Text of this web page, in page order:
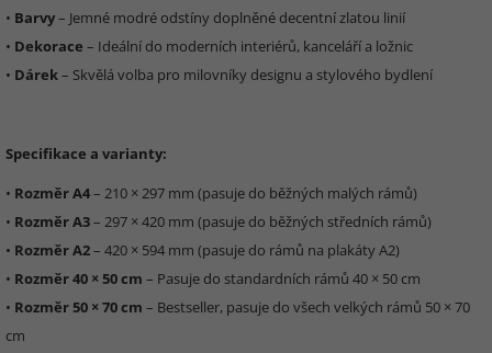
• Barvy– Jemné modré odstíny doplněné decentní zlatou linií
• Dekorace – Ideální do moderních interiérů, kanceláří a ložnic
• Dárek– Skvělá volba pro milovníky designu a stylového bydlení
Specifikace a varianty:
• Rozměr A4– 210 × 297 mm (pasuje do běžných malých rámů)
• Rozměr A3– 297 × 420 mm (pasuje do běžných středních rámů)
• Rozměr A2– 420 × 594 mm (pasuje do rámů na plakáty A2)
• Rozměr 40 × 50 cm – Pasuje do standardních rámů 40 × 50 cm
• Rozměr 50 × 70 cm – Bestseller, pasuje do všech velkých rámů 50 × 70
cm